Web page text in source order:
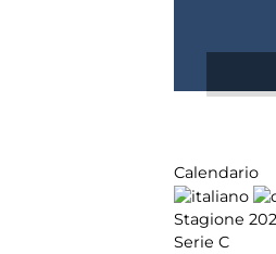
Calendario
Stagione
Serie C